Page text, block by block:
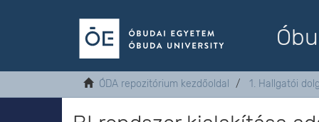
ÓDA repozitórium kezdőoldal 1. Hallgatói